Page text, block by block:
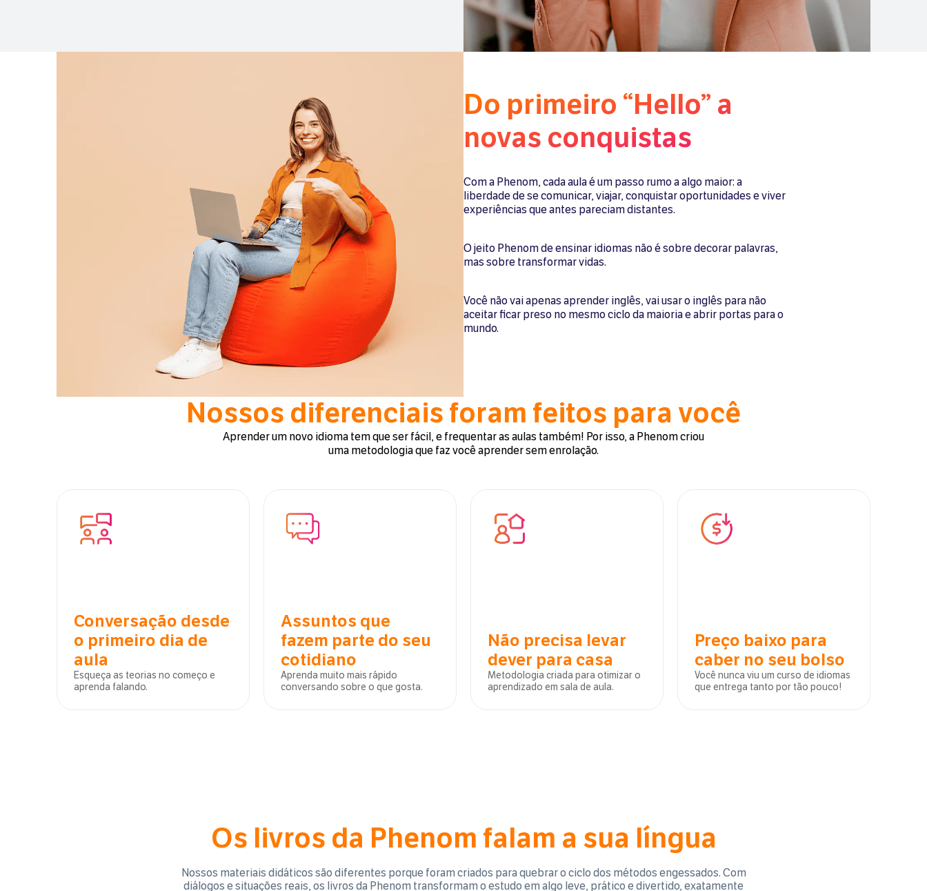
Do primeiro “Hello” a
novas conquistas
Com a Phenom, cada aula é um passo rumo a algo maior: a
liberdade de se comunicar, viajar, conquistar oportunidades e viver
experiências que antes pareciam distantes.
O jeito Phenom de ensinar idiomas não é sobre decorar palavras,
mas sobre transformar vidas.
Você não vai apenas aprender inglês, vai usar o inglês para não
aceitar ficar preso no mesmo ciclo da maioria e abrir portas para o
mundo.
Nossos diferenciais foram feitos para você
Aprender um novo idioma tem que ser fácil, e frequentar as aulas também! Por isso, a Phenom criou
uma metodologia que faz você aprender sem enrolação.
Conversação desde
o primeiro dia de
aula
Esqueça as teorias no começo e
aprenda falando.
Assuntos que
fazem parte do seu
cotidiano
Aprenda muito mais rápido
conversando sobre o que gosta.
Não precisa levar
dever para casa
Metodologia criada para otimizar o
aprendizado em sala de aula.
Preço baixo para
caber no seu bolso
Você nunca viu um curso de idiomas
que entrega tanto por tão pouco!
Os livros da Phenom falam a sua língua
Nossos materiais didáticos são diferentes porque foram criados para quebrar o ciclo dos métodos engessados. Com
diálogos e situações reais, os livros da Phenom transformam o estudo em algo leve, prático e divertido, exatamente